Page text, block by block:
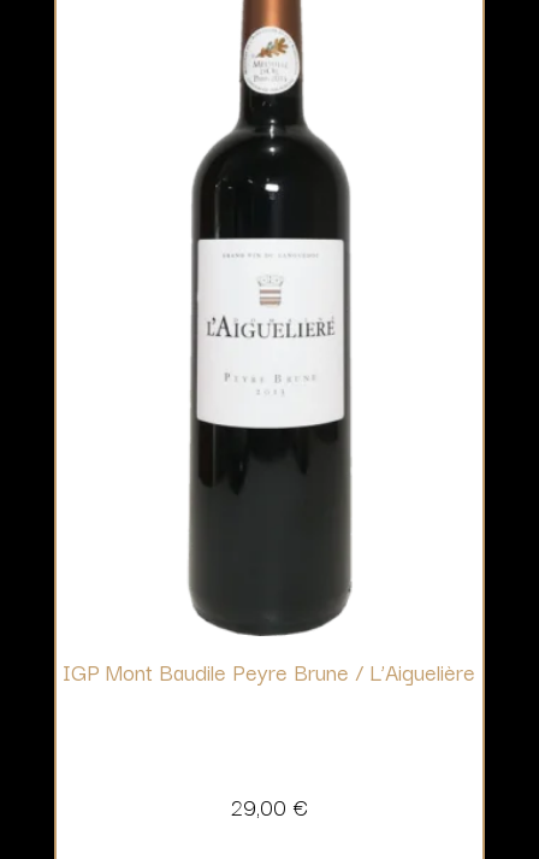
IGP Mont Baudile Peyre Brune / L’Aiguelière
29,00 €